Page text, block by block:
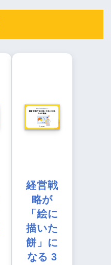
経営戦
略が
「絵に
描いた
餅」に
なる 3